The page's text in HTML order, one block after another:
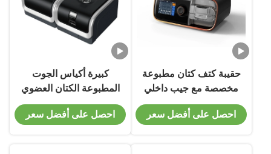
حقيبة كتف كتان مطبوعة
مخصصة مع جيب داخلي
احصل على أفضل سعر
كبيرة أكياس الجوت
المطبوعة الكتان العضوي
قماش حمل أكياس التسوق
احصل على أفضل سعر